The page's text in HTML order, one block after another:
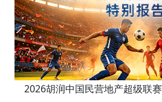
2026胡润中国民营地产超级联赛